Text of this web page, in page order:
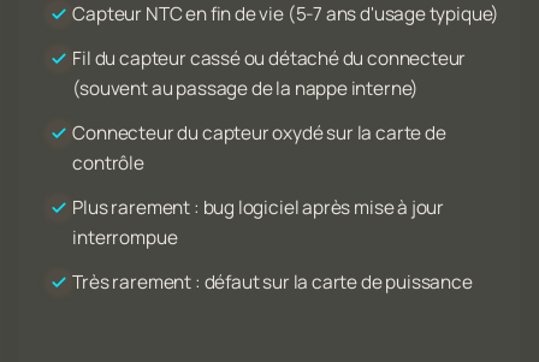
Capteur NTC en fin de vie (5-7 ans d'usage typique)
Fil du capteur cassé ou détaché du connecteur
(souvent au passage de la nappe interne)
Connecteur du capteur oxydé sur la carte de
contrôle
Plus rarement : bug logiciel après mise à jour
interrompue
Très rarement : défaut sur la carte de puissance